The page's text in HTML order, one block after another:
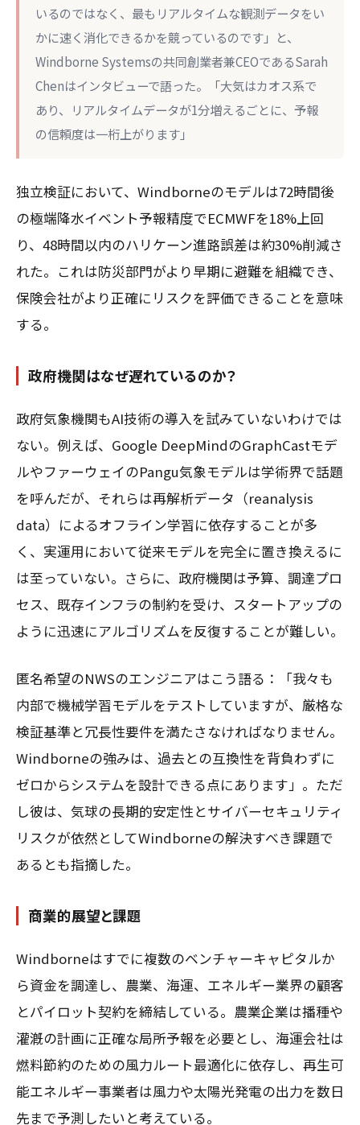
いるのではなく、最もリアルタイムな観測データをい
かに速く消化できるかを競っているのです」と、
Windborne Systemsの共同創業者兼CEOであるSarah
Chenはインタビューで語った。「大気はカオス系で
あり、リアルタイムデータが1分増えるごとに、予報
の信頼度は一桁上がります」
独立検証において、Windborneのモデルは72時間後
の極端降水イベント予報精度でECMWFを18%上回
り、48時間以内のハリケーン進路誤差は約30%削減さ
れた。これは防災部門がより早期に避難を組織でき、
保険会社がより正確にリスクを評価できることを意味
する。
政府機関はなぜ遅れているのか？
政府気象機関もAI技術の導入を試みていないわけでは
ない。例えば、Google DeepMindのGraphCastモデ
ルやファーウェイのPangu気象モデルは学術界で話題
を呼んだが、それらは再解析データ（reanalysis
data）によるオフライン学習に依存することが多
く、実運用において従来モデルを完全に置き換えるに
は至っていない。さらに、政府機関は予算、調達プロ
セス、既存インフラの制約を受け、スタートアップの
ように迅速にアルゴリズムを反復することが難しい。
匿名希望のNWSのエンジニアはこう語る：「我々も
内部で機械学習モデルをテストしていますが、厳格な
検証基準と冗長性要件を満たさなければなりません。
Windborneの強みは、過去との互換性を背負わずに
ゼロからシステムを設計できる点にあります」。ただ
し彼は、気球の長期的安定性とサイバーセキュリティ
リスクが依然としてWindborneの解決すべき課題で
あるとも指摘した。
商業的展望と課題
Windborneはすでに複数のベンチャーキャピタルか
ら資金を調達し、農業、海運、エネルギー業界の顧客
とパイロット契約を締結している。農業企業は播種や
灌漑の計画に正確な局所予報を必要とし、海運会社は
燃料節約のための風力ルート最適化に依存し、再生可
能エネルギー事業者は風力や太陽光発電の出力を数日
先まで予測したいと考えている。